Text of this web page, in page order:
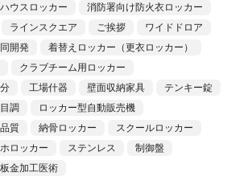
ウスロッカー
消防署向け防火衣ロッカー
ラインスクエア ご挨拶
ワイドドロア
開発
着替えロッカー（更衣ロッカー）
クラブチーム用ロッカー
工場什器 壁面収納家具
テンキー錠
調
ロッカー型自動販売機
品質 納骨ロッカー
スクールロッカー
ロッカー ステンレス
制御盤
板金加工医術